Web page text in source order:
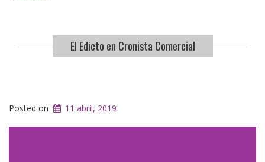
El Edicto en Cronista Comercial
Posted on 11 abril, 2019